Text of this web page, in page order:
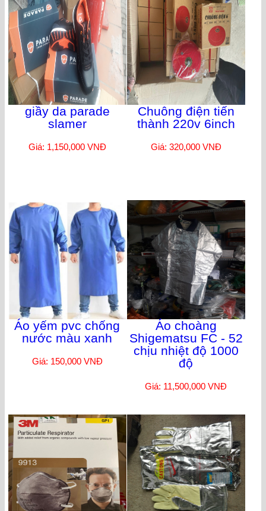
giầy da parade
slamer
Giá: 1,150,000 VNĐ
Chuông điện tiến
thành 220v 6inch
Giá: 320,000 VNĐ
Áo yếm pvc chống
nước màu xanh
Giá: 150,000 VNĐ
Áo choàng
Shigematsu FC - 52
chịu nhiệt độ 1000
độ
Giá: 11,500,000 VNĐ